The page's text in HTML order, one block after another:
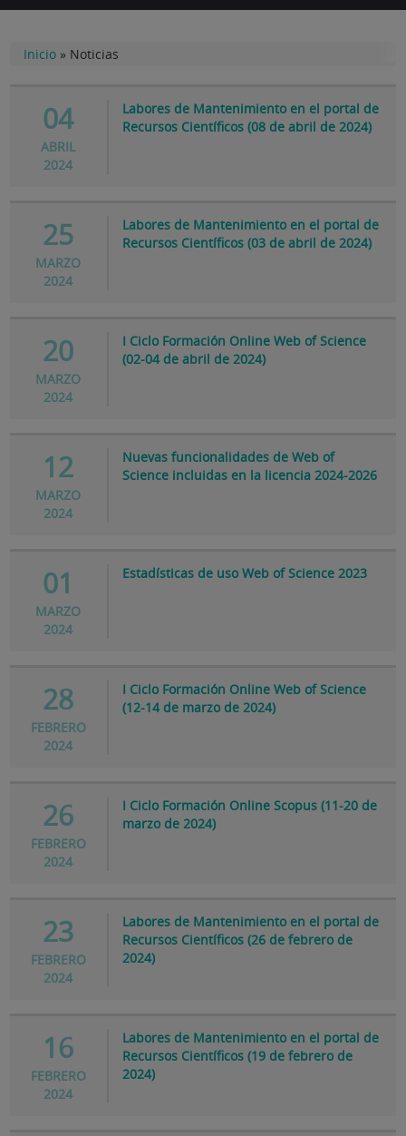
Inicio » Noticias
04
ABRIL
2024
Labores de Mantenimiento en el portal de
Recursos Científicos (08 de abril de 2024)
25
MARZO
2024
Labores de Mantenimiento en el portal de
Recursos Científicos (03 de abril de 2024)
20
MARZO
2024
I Ciclo Formación Online Web of Science
(02-04 de abril de 2024)
12
MARZO
2024
Nuevas funcionalidades de Web of
Science incluidas en la licencia 2024-2026
01
MARZO
2024
Estadísticas de uso Web of Science 2023
28
FEBRERO
2024
I Ciclo Formación Online Web of Science
(12-14 de marzo de 2024)
26
FEBRERO
2024
I Ciclo Formación Online Scopus (11-20 de
marzo de 2024)
23
FEBRERO
2024
Labores de Mantenimiento en el portal de
Recursos Científicos (26 de febrero de
2024)
16
FEBRERO
2024
Labores de Mantenimiento en el portal de
Recursos Científicos (19 de febrero de
2024)